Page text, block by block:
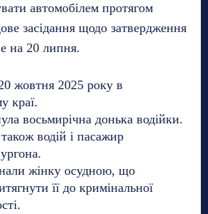
автомобілем протягом
засідання щодо затвердження
на 20 липня.
жовтня 2025 року в
краї.
восьмирічна донька водійки.
водій і пасажир
жінку осудною, що
її до кримінальної